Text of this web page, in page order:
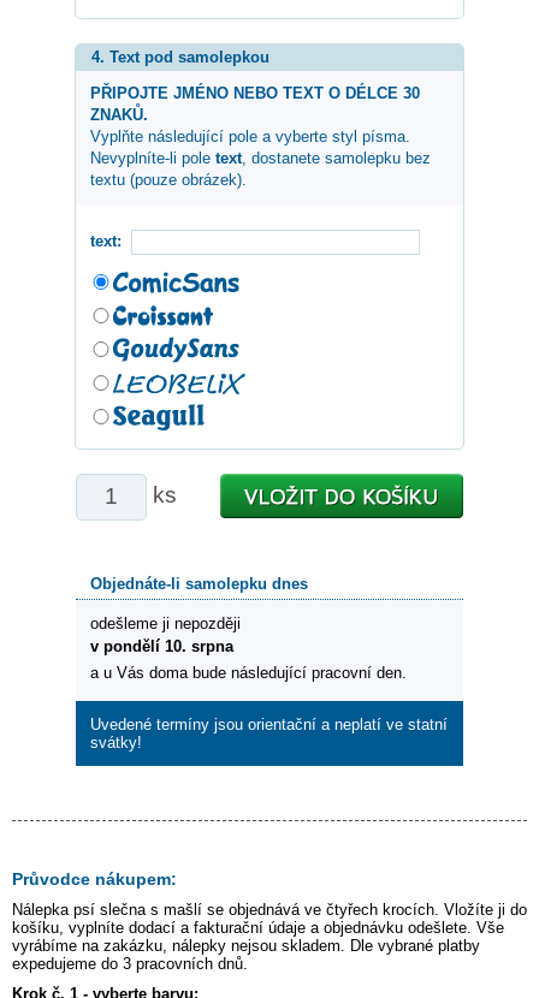
4. Text pod samolepkou
PŘIPOJTE JMÉNO NEBO TEXT O DÉLCE 30
ZNAKŮ.
Vyplňte následující pole a vyberte styl písma.
Nevyplníte-li pole text, dostanete samolepku bez
textu (pouze obrázek).
text:
ks
Objednáte-li samolepku dnes
odešleme ji nepozději
v pondělí 10. srpna
a u Vás doma bude následující pracovní den.
Uvedené termíny jsou orientační a neplatí ve statní
svátky!
Průvodce nákupem:
Nálepka psí slečna s mašlí se objednává ve čtyřech krocích. Vložíte ji do
košíku, vyplníte dodací a fakturační údaje a objednávku odešlete. Vše
vyrábíme na zakázku, nálepky nejsou skladem. Dle vybrané platby
expedujeme do 3 pracovních dnů.
Krok č. 1 - vyberte barvu: